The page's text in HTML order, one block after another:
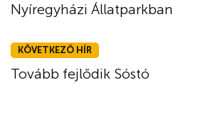
Nyíregyházi Állatparkban
KÖVETKEZŐ HÍR
Tovább fejlődik Sóstó